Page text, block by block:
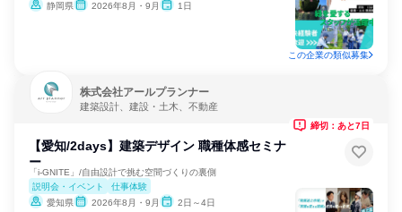
静岡県
2026年8月・9月 1日
この企業の類似募集
株式会社アールプランナー
建築設計、建設・土木、不動産
【愛知/2days】建築デザイン 職種体感セミナ
ー
「i-GNITE」/自由設計で挑む空間づくりの裏側
説明会・イベント
仕事体験
愛知県
2026年8月・9月 2日～4日
締切：あと7日